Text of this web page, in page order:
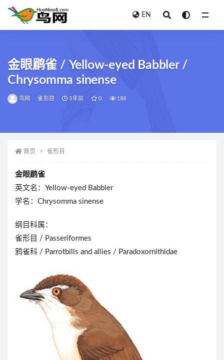
EN
金眼鹛雀 / Yellow-eyed Babbler /
Chrysomma sinense
鸟网 雀形目 3年前 0 188
首页 雀形目
金眼鹛雀
英文名：Yellow-eyed Babbler
学名：Chrysomma sinense
纲目科属：
雀形目 / Passeriformes
鸦雀科 / Parrotbills and allies / Paradoxornithidae